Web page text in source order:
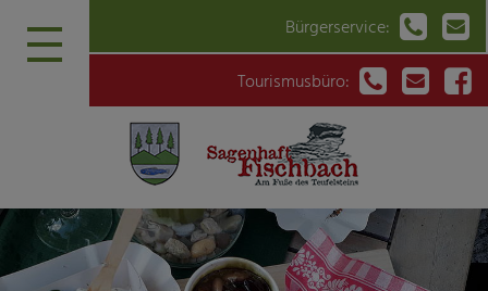
Bürgerservice:  
Tourismusbüro:   